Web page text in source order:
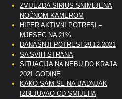
ZVIJEZDA SIRIUS SNIMLJENA
NOĆNOM KAMEROM
HIPER AKTIVNI POTRESI –
MJESEC NA 21%
DANAŠNJI POTRESI 29.12.2021
SA SVIH STRANA
SITUACIJA NA NEBU DO KRAJA
2021 GODINE
KAKO SAM SE NA BADNJAK
IZBLJUVAO OD SMIJEHA